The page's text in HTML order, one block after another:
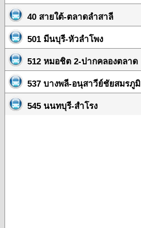
40 สายใต้-ตลาดลำสาลี
501 มีนบุรี-หัวลำโพง
512 หมอชิต 2-ปากคลองตลาด
537 บางพลี-อนุสาวีย์ชัยสมรภูมิ
545 นนทบุรี-สำโรง